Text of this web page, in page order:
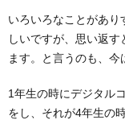
いろいろなことがあ
しいですが、思い返
ます。と言うのも、今
1年生の時にデジタル
をし、それが4年生の